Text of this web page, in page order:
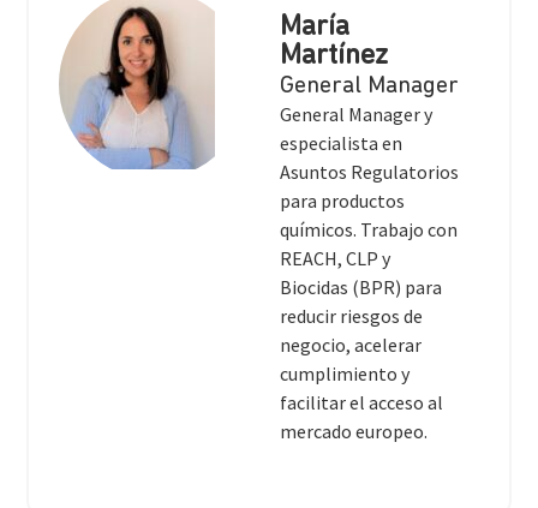
María
Martínez
General Manager
General Manager y
especialista en
Asuntos Regulatorios
para productos
químicos. Trabajo con
REACH, CLP y
Biocidas (BPR) para
reducir riesgos de
negocio, acelerar
cumplimiento y
facilitar el acceso al
mercado europeo.